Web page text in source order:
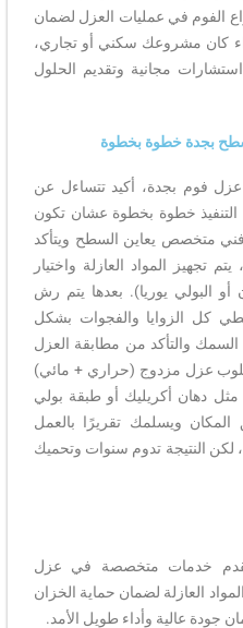
الفوم في عمليات العزل لضمان
كان مشروعك سكني أو تجاري،
مجانية وتقديم الحلول
بجدة خطوة بخطوة
فوم بجدة، أكيد تتساءل عن
خطوة بخطوة عشان تكون
متخصص يعاين السطح ويتأكد
تجهيز المواد العازلة واختيار
أو البولي يوريا). بعدها يتم رش
كل الزوايا والفجوات بشكل
والتأكد من مطابقة العزل
عزل مزدوج (حراري + مائي)
دهان أكريليك أو طبقة بولي
المكان ويسلمك تقريرًا بالعمل
لكن النتيجة تدوم سنوات وتحميك
خدمات متخصصة في عزل
العازلة لضمان حماية الخزان
جودة عالية وأداء طويل الأمد.